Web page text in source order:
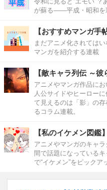
が蘇る――平成・昭和を
【おすすめマンガ手帖
まだアニメ化されては
マンガを紹介する連載
【敵キャラ列伝 ～彼
アニメやマンガ作品に
人公サイドやヒーロー
て見えるのは「影」の
るコラム連載。
【私のイケメン図鑑】
アニメやマンガのキャ
間で話題になっている
で“イケメン”をピック